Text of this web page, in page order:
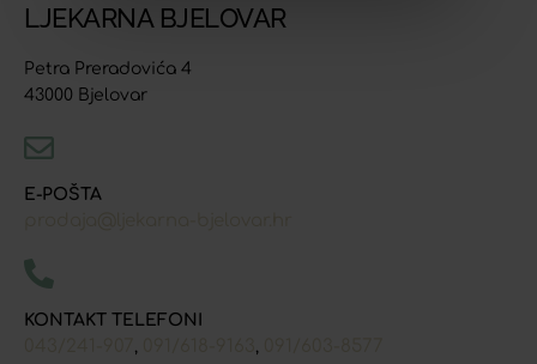
LJEKARNA BJELOVAR
Petra Preradovića 4
43000 Bjelovar
E-POŠTA
KONTAKT TELEFONI